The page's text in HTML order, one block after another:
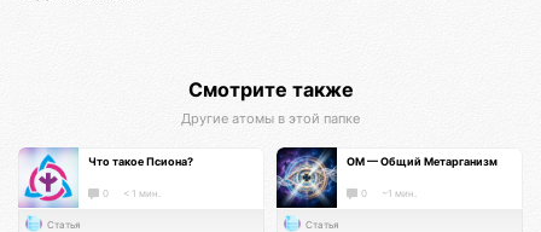
Смотрите также
Другие атомы в этой папке
Что такое Псиона?
0 < 1 мин.
Статья
ОМ — Общий Метарганизм
0 ~1 мин.
Статья